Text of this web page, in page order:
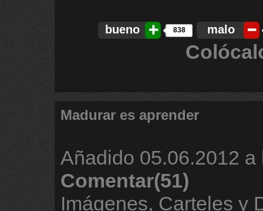
bueno 838 malo
Madurar es aprender
Añadido 05.06.2012 a
Comentar(51)
Imágenes, Carteles y